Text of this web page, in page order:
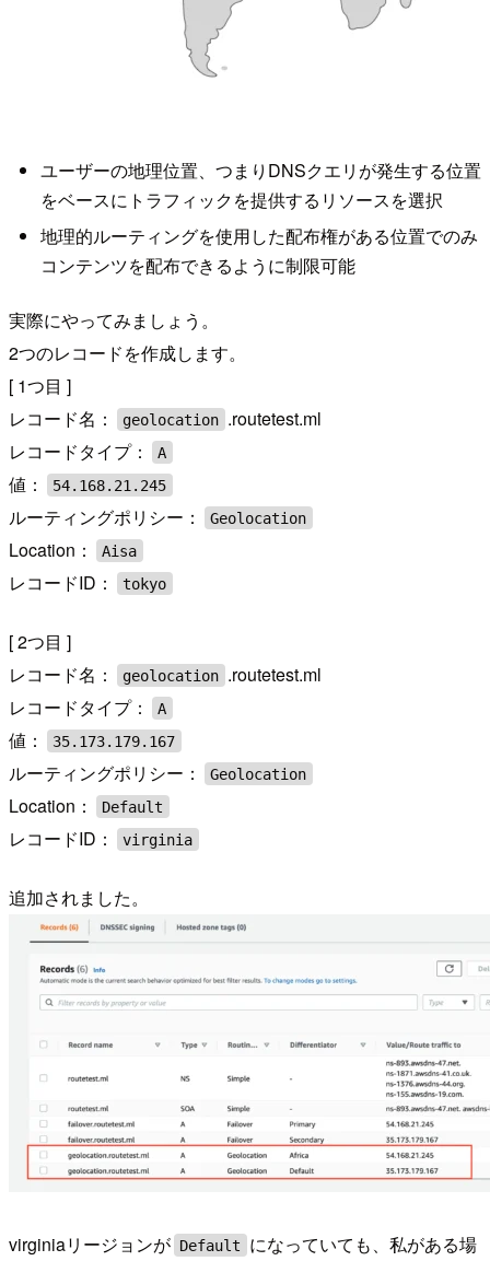
ユーザーの地理位置、つまりDNSクエリが発生する位置
をベースにトラフィックを提供するリソースを選択
地理的ルーティングを使用した配布権がある位置でのみ
コンテンツを配布できるように制限可能
実際にやってみましょう。
2つのレコードを作成します。
[ 1つ目 ]
レコード名：
geolocation .routetest.ml
レコードタイプ：
A
値： 54.168.21.245
ルーティングポリシー： Geolocation
Location： Aisa
レコードID： tokyo
[ 2つ目 ]
レコード名：
geolocation .routetest.ml
レコードタイプ：
A
値： 35.173.179.167
ルーティングポリシー： Geolocation
Location： Default
レコードID： virginia
追加されました。
virginiaリージョンが Default になっていても、私がある場